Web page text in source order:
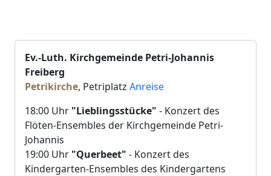
Ev.-Luth. Kirchgemeinde Petri-Johannis
Freiberg
Petrikirche, Petriplatz Anreise
18:00 Uhr "Lieblingsstücke" - Konzert des
Flöten-Ensembles der Kirchgemeinde Petri-
Johannis
19:00 Uhr "Querbeet" - Konzert des
Kindergarten-Ensembles des Kindergartens